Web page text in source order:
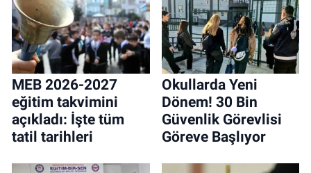
MEB 2026-2027
eğitim takvimini
açıkladı: İşte tüm
tatil tarihleri
Okullarda Yeni
Dönem! 30 Bin
Güvenlik Görevlisi
Göreve Başlıyor